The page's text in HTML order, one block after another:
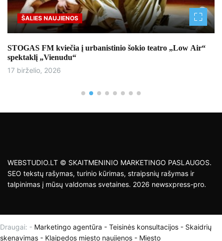
ŠALIES NAUJIENOS
STOGAS FM kviečia į urbanistinio šokio teatro „Low Air“
spektaklį „Vienudu“
17 birželio, 2026
WEBSTUDIO.LT © SKAITMENINIO MARKETINGO PASLAUGOS.
SEO tekstų rašymas, turinio kūrimas, straipsnių rašymas ir
talpinimas į mūsų valdomas svetaines. 2026 newsxpress-pro.
Draugai: - Marketingo agentūra - Teisinės konsultacijos - Skaidrių
skenavimas - Klaipedos miesto naujienos - Miesto